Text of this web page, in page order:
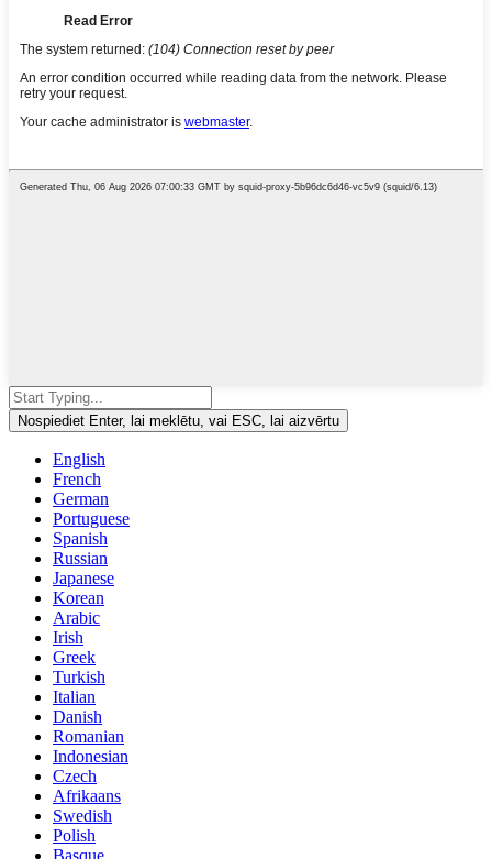
Nospiediet Enter, lai meklētu, vai ESC, lai aizvērtu
English
French
German
Portuguese
Spanish
Russian
Japanese
Korean
Arabic
Irish
Greek
Turkish
Italian
Danish
Romanian
Indonesian
Czech
Afrikaans
Swedish
Polish
Basque